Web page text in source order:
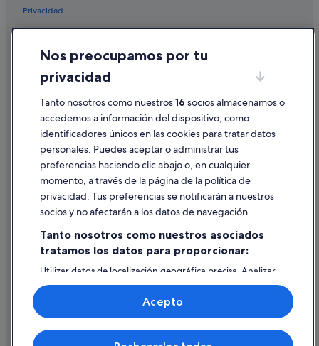
Privacidad
Cookies
Condiciones de uso
Información legal/contacto
Pautas sobre el contenido y cómo denunciar contenido
Ayuda
Cancelar un vuelo
Cancelar una reserva de hotel o de un alquiler vacacional
Utilizar un cupón de Expedia
Documentos para viajes internacionales
© 2026 Expedia, Inc., una empresa de Expedia Group. Todos los
Nos preocupamos por tu
privacidad
Tanto nosotros como nuestros16 socios almacenamos o
accedemos a información del dispositivo, como
identificadores únicos en las cookies para tratar datos
personales. Puedes aceptar o administrar tus
preferencias haciendo clic abajo o, en cualquier
momento, a través de la página de la política de
privacidad. Tus preferencias se notificarán a nuestros
socios y no afectarán a los datos de navegación.
Tanto nosotros como nuestros asociados
tratamos los datos para proporcionar:
Utilizar datos de localización geográfica precisa. Analizar
activamente las características del dispositivo para su
identificación. Almacenar la información en un dispositivo
y/o acceder a ella. Publicidad y contenido personalizados,
medición de publicidad y contenido, investigación de
audiencia y desarrollo de servicios.
Acepto